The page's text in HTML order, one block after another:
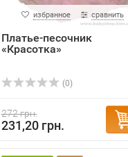
избранное сравнить
Платье-песочник
«Красотка»
(0)
272 грн.
231,20 грн.